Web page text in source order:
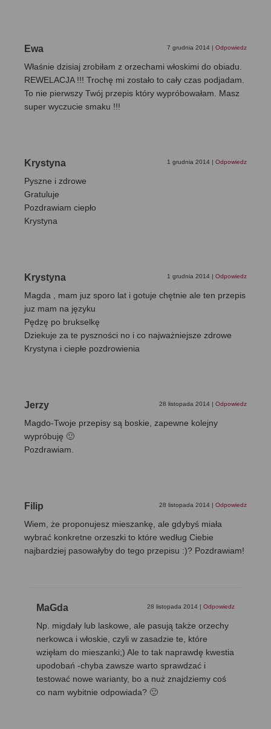
Ewa 7 grudnia 2014 | Odpowiedz
Właśnie dzisiaj zrobiłam z orzechami włoskimi do obiadu.
REWELACJA !!! Trochę mi zostało to cały czas podjadam.
To nie pierwszy Twój przepis który wypróbowałam. Masz
super wyczucie smaku !!!
Krystyna 1 grudnia 2014 | Odpowiedz
Pyszne i zdrowe
Gratuluje
Pozdrawiam ciepło
Krystyna
Krystyna 1 grudnia 2014 | Odpowiedz
Magda , mam juz sporo lat i gotuje chętnie ale ten przepis
juz mam na języku
Pędzę po brukselkę
Dziekuje za te pyszności no i co najważniejsze zdrowe
Krystyna i ciepłe pozdrowienia
Jerzy 28 listopada 2014 | Odpowiedz
Magdo-Twoje przepisy są boskie, zapewne kolejny
wypróbuję 🙂
Pozdrawiam.
Filip 28 listopada 2014 | Odpowiedz
Wiem, że proponujesz mieszankę, ale gdybyś miała
wybrać konkretne orzeszki to które według Ciebie
najbardziej pasowałyby do tego przepisu :)? Pozdrawiam!
MaGda 28 listopada 2014 | Odpowiedz
Np. migdały lub laskowe, ale pasują także orzechy
nerkowca i włoskie, czyli w zasadzie te, które
wzięłam do mieszanki;) Ale to tak naprawdę kwestia
upodobań -chyba zawsze warto sprawdzać i
testować nowe warianty, bo a nuż znajdziemy coś
co nam wybitnie odpowiada? 🙂